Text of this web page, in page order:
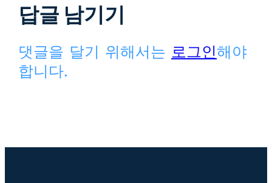
답글 남기기
댓글을 달기 위해서는 로그인해야
합니다.